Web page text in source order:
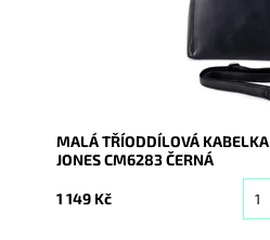
David Jones
2 roky
MALÁ TŘÍODDÍLOVÁ
JONES CM6283 ČERNÁ
1 149 Kč